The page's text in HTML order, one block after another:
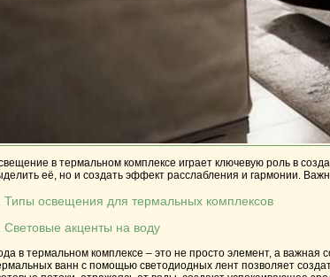
в термальном комплексе играет ключевую роль в
её, но и создать эффект расслабления и гармонии.
Типы освещения для термальных комплексов
Световые акценты на воду
в термальном комплексе – это не просто элемент, а
ванн с помощью светодиодных лент позволяет